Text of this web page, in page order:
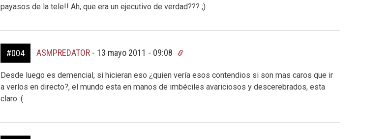
payasos de la tele!! Ah, que era un ejecutivo de verdad??? ;)
#004 ASMPREDATOR- 13 mayo 2011 - 09:08
Desde luego es demencial, si hicieran eso ¿quien vería esos contendios si son mas caros que ir
a verlos en directo?, el mundo esta en manos de imbéciles avariciosos y descerebrados, esta
claro :(